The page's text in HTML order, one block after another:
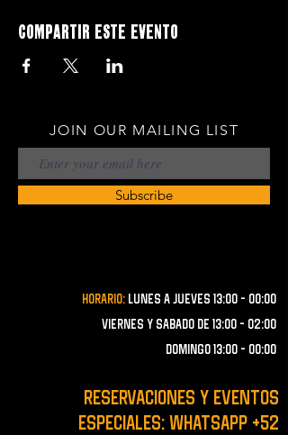
Compartir este evento
JOIN OUR MAILING LIST
Subscribe
Horario: lunes a JUEVES 13:00 - 00:00
VIERNES Y SABADO de 13:00 - 02:00
domingo 13:00 - 00:00
RESERVACIONES y EVENTOS
ESPECIALES: WHATSAPP +52